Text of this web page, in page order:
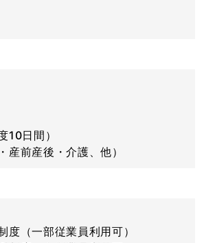
10日間）
産前産後・介護、他）
度（一部従業員利用可）